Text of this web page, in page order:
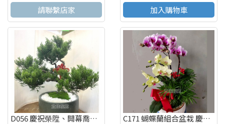
請聯繫店家
加入購物車
D056 慶祝榮陞、開幕喬遷、參展成功、招財進寶盆栽
C171 蝴蝶蘭組合盆栽 慶祝榮陞、開幕喬遷、參展成功、祝賀花禮